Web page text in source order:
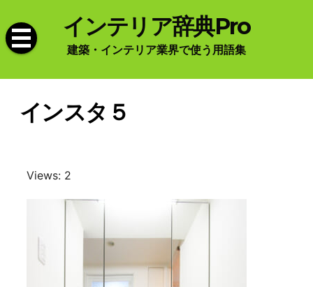
to
content
インテリア辞典Pro
建築・インテリア業界で使う用語集
インスタ５
Views: 2